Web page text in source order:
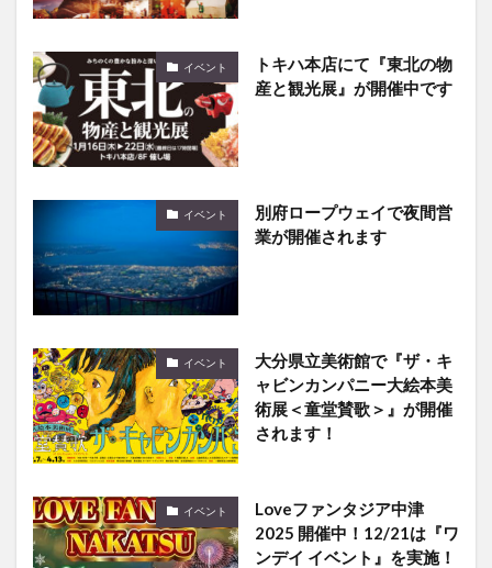
イベント
トキハ本店にて『東北の物
産と観光展』が開催中です
イベント
別府ロープウェイで夜間営
業が開催されます
イベント
大分県立美術館で『ザ・キ
ャビンカンパニー大絵本美
術展＜童堂賛歌＞』が開催
されます！
イベント
Loveファンタジア中津
2025 開催中！12/21は『ワ
ンデイ イベント』を実施！